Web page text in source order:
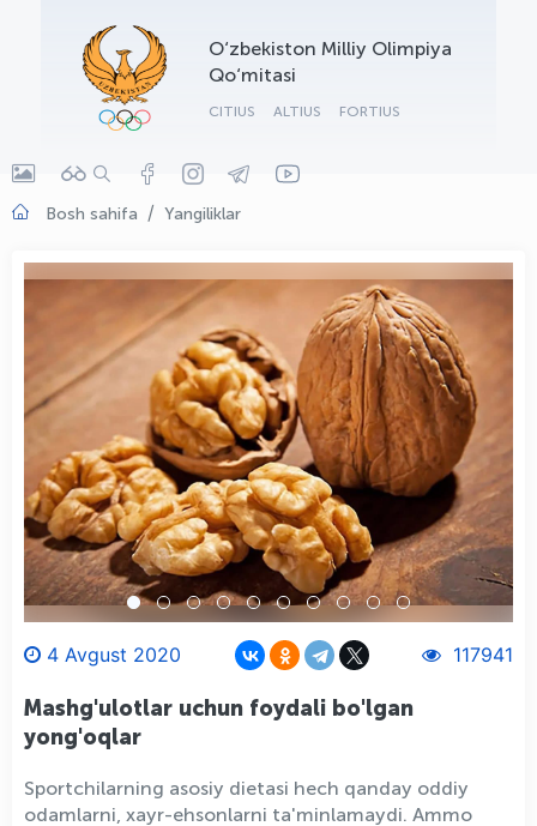
O‘zbekiston Milliy Olimpiya
Qo‘mitasi
CITIUS ALTIUS FORTIUS
Bosh sahifa Yangiliklar
4 Avgust 2020 117941
Mashg'ulotlar uchun foydali bo'lgan
yong'oqlar
Sportchilarning asosiy dietasi hech qanday oddiy
odamlarni, xayr-ehsonlarni ta'minlamaydi. Ammo
OLYMPCHIK AI - yordamchi
Onlayn · olympic.uz